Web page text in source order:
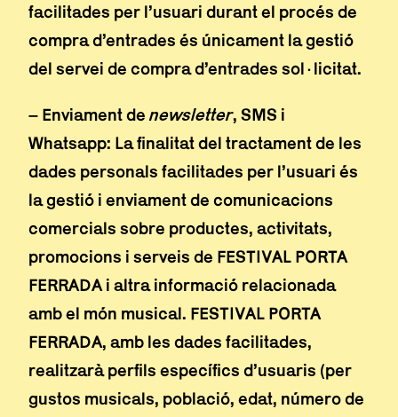
facilitades per l’usuari durant el procés de
compra d’entrades és únicament la gestió
del servei de compra d’entrades sol·licitat.
– Enviament de newsletter, SMS i
Whatsapp: La finalitat del tractament de les
dades personals facilitades per l’usuari és
la gestió i enviament de comunicacions
comercials sobre productes, activitats,
promocions i serveis de FESTIVAL PORTA
FERRADA i altra informació relacionada
amb el món musical. FESTIVAL PORTA
FERRADA, amb les dades facilitades,
realitzarà perfils específics d’usuaris (per
gustos musicals, població, edat, número de